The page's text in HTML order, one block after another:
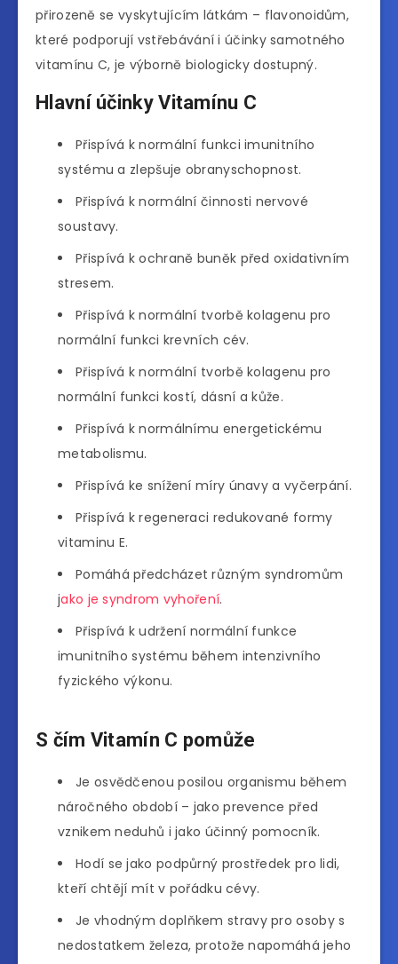
přirozeně se vyskytujícím látkám – flavonoidům,
které podporují vstřebávání i účinky samotného
vitamínu C, je výborně biologicky dostupný.
Hlavní účinky Vitamínu C
Přispívá k normální funkci imunitního
systému a zlepšuje obranyschopnost.
Přispívá k normální činnosti nervové
soustavy.
Přispívá k ochraně buněk před oxidativním
stresem.
Přispívá k normální tvorbě kolagenu pro
normální funkci krevních cév.
Přispívá k normální tvorbě kolagenu pro
normální funkci kostí, dásní a kůže.
Přispívá k normálnímu energetickému
metabolismu.
Přispívá ke snížení míry únavy a vyčerpání.
Přispívá k regeneraci redukované formy
vitaminu E.
Pomáhá předcházet různým syndromům
jako je syndrom vyhoření.
Přispívá k udržení normální funkce
imunitního systému během intenzivního
fyzického výkonu.
S čím Vitamín C pomůže
Je osvědčenou posilou organismu během
náročného období – jako prevence před
vznikem neduhů i jako účinný pomocník.
Hodí se jako podpůrný prostředek pro lidi,
kteří chtějí mít v pořádku cévy.
Je vhodným doplňkem stravy pro osoby s
nedostatkem železa, protože napomáhá jeho